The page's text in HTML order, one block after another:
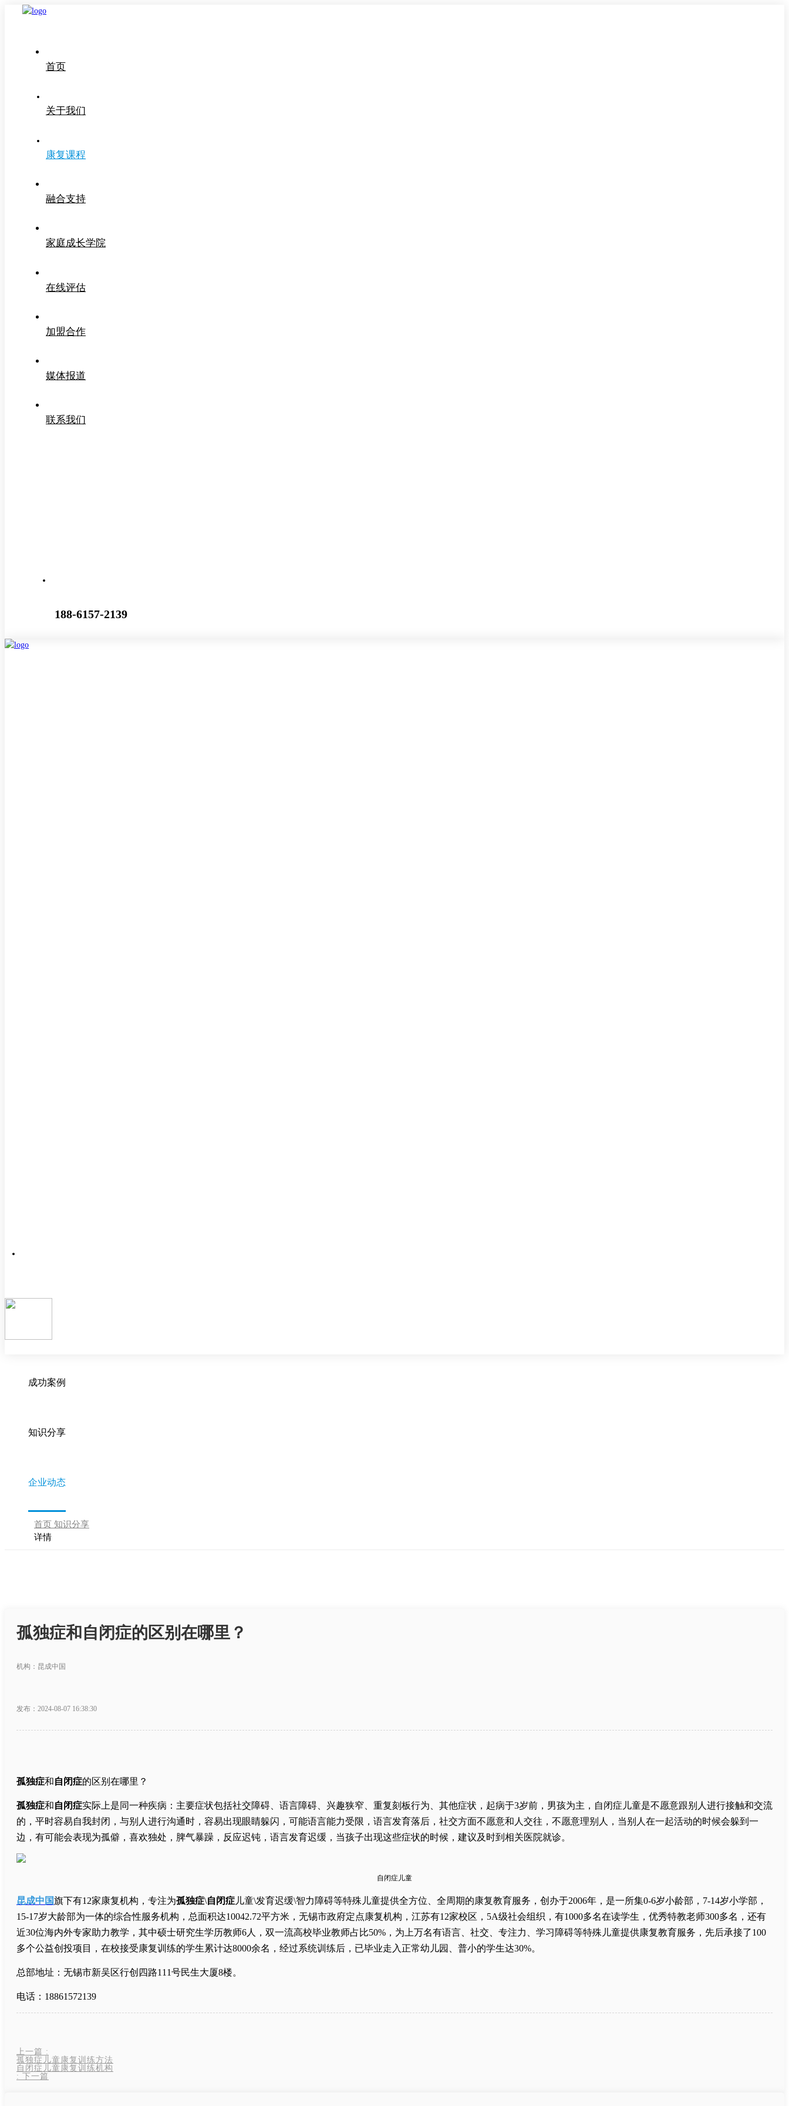
首页
关于我们
康复课程
融合支持
家庭成长学院
在线评估
加盟合作
媒体报道
联系我们
188-6157-2139
成功案例
知识分享
企业动态
首页 知识分享
详情
孤独症和自闭症的区别在哪里？
机构：昆成中国
发布：2024-08-07 16:38:30
孤独症和自闭症的区别在哪里？
孤独症和自闭症实际上是同一种疾病：主要症状包括社交障碍、语言障碍、兴趣狭窄、重复刻板行为、其他症状，起病于3岁前，男孩为主，自闭症儿童是不愿意跟别人进行接触和交流
的，平时容易自我封闭，与别人进行沟通时，容易出现眼睛躲闪，可能语言能力受限，语言发育落后，社交方面不愿意和人交往，不愿意理别人，当别人在一起活动的时候会躲到一
边，有可能会表现为孤僻，喜欢独处，脾气暴躁，反应迟钝，语言发育迟缓，当孩子出现这些症状的时候，建议及时到相关医院就诊。
自闭症儿童
昆成中国旗下有12家康复机构，专注为孤独症\自闭症儿童\发育迟缓\智力障碍等特殊儿童提供全方位、全周期的康复教育服务，创办于2006年，是一所集0-6岁小龄部，7-14岁小学部，
15-17岁大龄部为一体的综合性服务机构，总面积达10042.72平方米，无锡市政府定点康复机构，江苏有12家校区，5A级社会组织，有1000多名在读学生，优秀特教老师300多名，还有
近30位海内外专家助力教学，其中硕士研究生学历教师6人，双一流高校毕业教师占比50%，为上万名有语言、社交、专注力、学习障碍等特殊儿童提供康复教育服务，先后承接了100
多个公益创投项目，在校接受康复训练的学生累计达8000余名，经过系统训练后，已毕业走入正常幼儿园、普小的学生达30%。
总部地址：无锡市新吴区行创四路111号民生大厦8楼。
电话：18861572139
上一篇 :
孤独症儿童康复训练方法
自闭症儿童康复训练机构
: 下一篇